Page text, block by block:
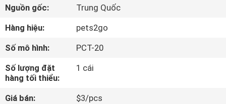
SẢN
PHẨM
CHÚNG
TÔI
Nguồn gốc:
Trung Quốc
Hàng hiệu:
pets2go
Số mô hình:
PCT-20
Số lượng đặt
hàng tối thiểu:
1 cái
Giá bán:
$3/pcs